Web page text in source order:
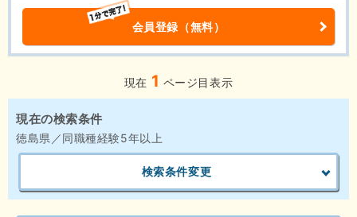
会員登録（無料）
現在 1 ページ目表示
現在の検索条件
徳島県／同職種経験5年以上
検索条件変更